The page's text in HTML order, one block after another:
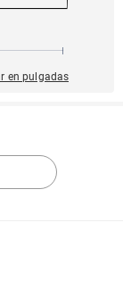
en pulgadas